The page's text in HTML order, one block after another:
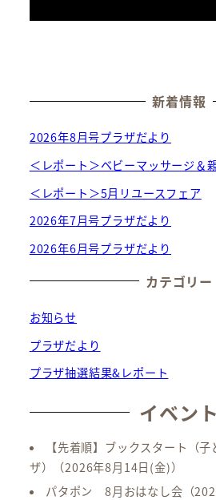
新着情報
2026年8月号プラザだより
＜レポート＞ベビーマッサージ＆
＜レポート＞5月リユースフェア
2026年7月号プラザだより
2026年6月号プラザだより
カテゴリー
お知らせ
プラザだより
プラザ抽選結果&レポート
イベント
【先着順】ブックスタート（
ザ）
（2026年8月14日(金)）
パタポン 8月おはなし会 （